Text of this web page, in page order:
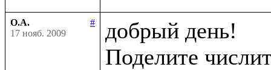
О.А.
#
17 нояб. 2009
добрый день!
Поделите